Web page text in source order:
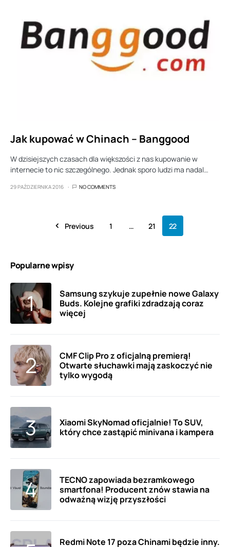
Jak kupować w Chinach – Banggood
W dzisiejszych czasach dla większości z nas kupowanie w
internecie to nic szczególnego. Jednak sporo ludzi ma nadal…
29 PAŹDZIERNIKA 2016 NO COMMENTS
Previous 1 … 21 22
Popularne wpisy
Samsung szykuje zupełnie nowe Galaxy
Buds. Kolejne grafiki zdradzają coraz
więcej
CMF Clip Pro z oficjalną premierą!
Otwarte słuchawki mają zaskoczyć nie
tylko wygodą
Xiaomi SkyNomad oficjalnie! To SUV,
który chce zastąpić minivana i kampera
TECNO zapowiada bezramkowego
smartfona! Producent znów stawia na
odważną wizję przyszłości
Redmi Note 17 poza Chinami będzie inny.